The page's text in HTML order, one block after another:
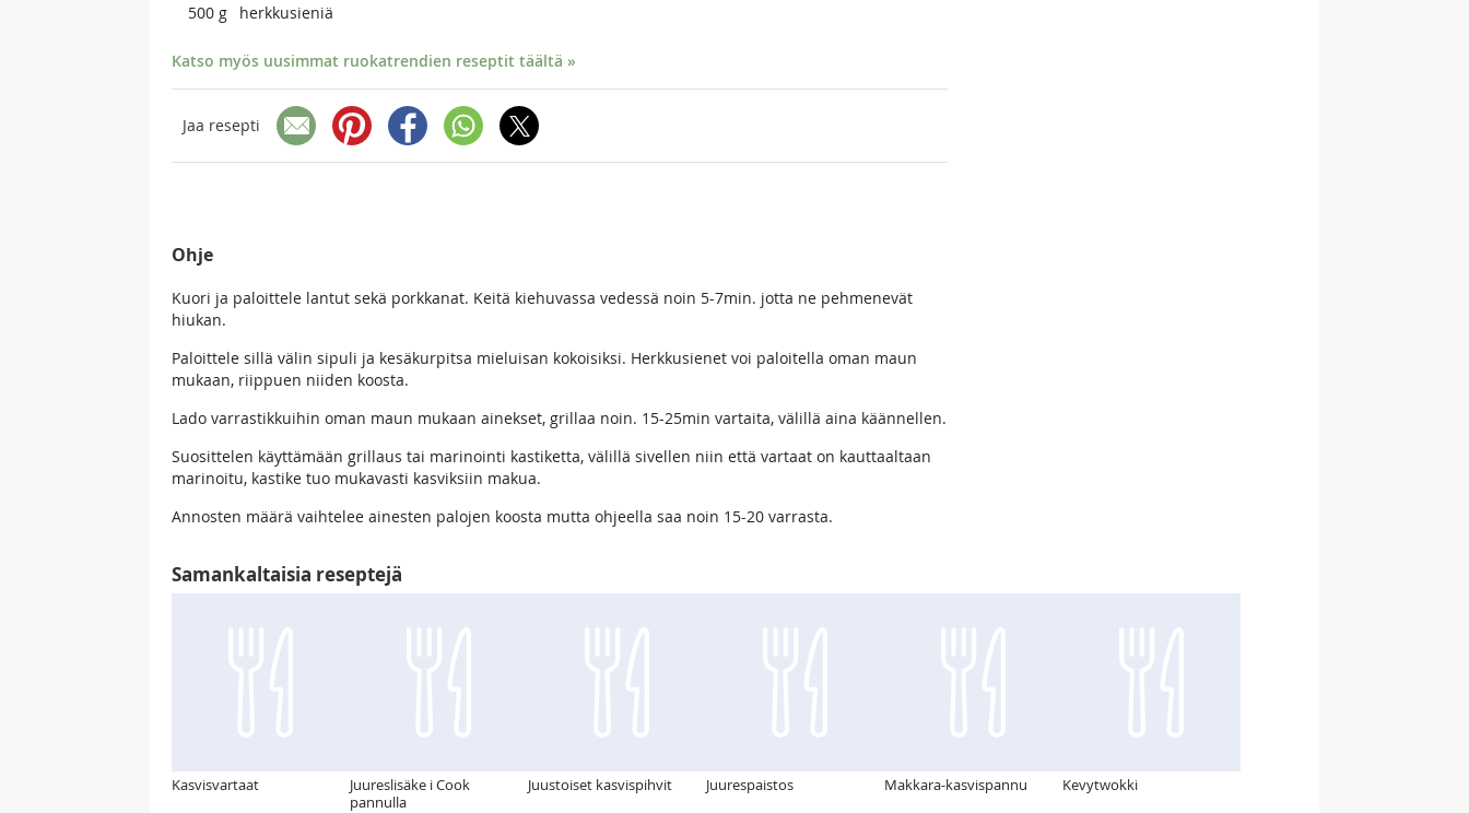
500 g herkkusieniä
Katso myös uusimmat ruokatrendien reseptit täältä »
Jaa resepti
Ohje
Kuori ja paloittele lantut sekä porkkanat. Keitä kiehuvassa vedessä noin 5-7min. jotta ne pehmenevät
hiukan.
Paloittele sillä välin sipuli ja kesäkurpitsa mieluisan kokoisiksi. Herkkusienet voi paloitella oman maun
mukaan, riippuen niiden koosta.
Lado varrastikkuihin oman maun mukaan ainekset, grillaa noin. 15-25min vartaita, välillä aina käännellen.
Suosittelen käyttämään grillaus tai marinointi kastiketta, välillä sivellen niin että vartaat on kauttaaltaan
marinoitu, kastike tuo mukavasti kasviksiin makua.
Annosten määrä vaihtelee ainesten palojen koosta mutta ohjeella saa noin 15-20 varrasta.
Samankaltaisia reseptejä
Kasvisvartaat
Juureslisäke i Cook
pannulla
Juustoiset kasvispihvit Juurespaistos Makkara-kasvispannu Kevytwokki